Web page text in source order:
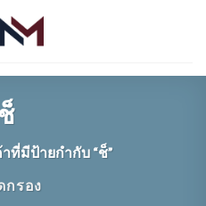
ช็
ที่มีป้ายกำกับ “ช็”
กรอง